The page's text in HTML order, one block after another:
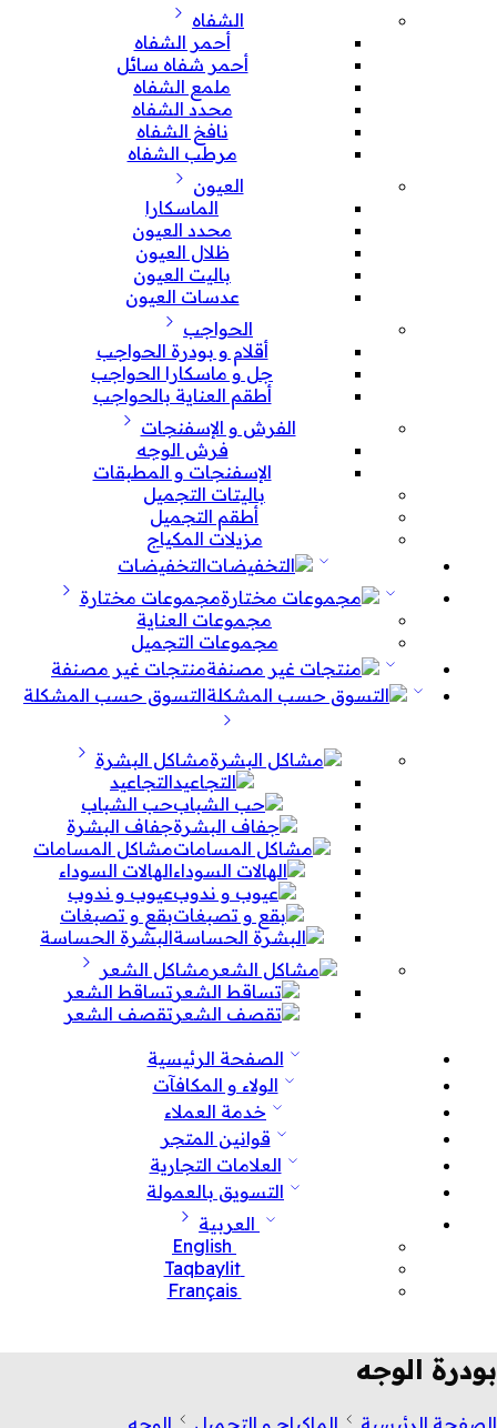
الشفاه
أحمر الشفاه
أحمر شفاه سائل
ملمع الشفاه
محدد الشفاه
نافخ الشفاه
مرطب الشفاه
العيون
الماسكارا
محدد العيون
ظلال العيون
باليت العيون
عدسات العيون
الحواجب
أقلام و بودرة الحواجب
جل و ماسكارا الحواجب
أطقم العناية بالحواجب
الفرش و الإسفنجات
فرش الوجه
الإسفنجات و المطبقات
باليتات التجميل
أطقم التجميل
مزيلات المكياج
التخفيضات
مجموعات مختارة
مجموعات العناية
مجموعات التجميل
منتجات غير مصنفة
التسوق حسب المشكلة
مشاكل البشرة
التجاعيد
حب الشباب
جفاف البشرة
مشاكل المسامات
الهالات السوداء
عيوب و ندوب
بقع و تصبغات
البشرة الحساسة
مشاكل الشعر
تساقط الشعر
تقصف الشعر
الصفحة الرئيسية
الولاء و المكافآت
خدمة العملاء
قوانين المتجر
العلامات التجارية
التسويق بالعمولة
العربية
English
Taqbaylit
Français
بودرة الوجه
الصفحة الرئيسية الماكياج و التجميل الوجه